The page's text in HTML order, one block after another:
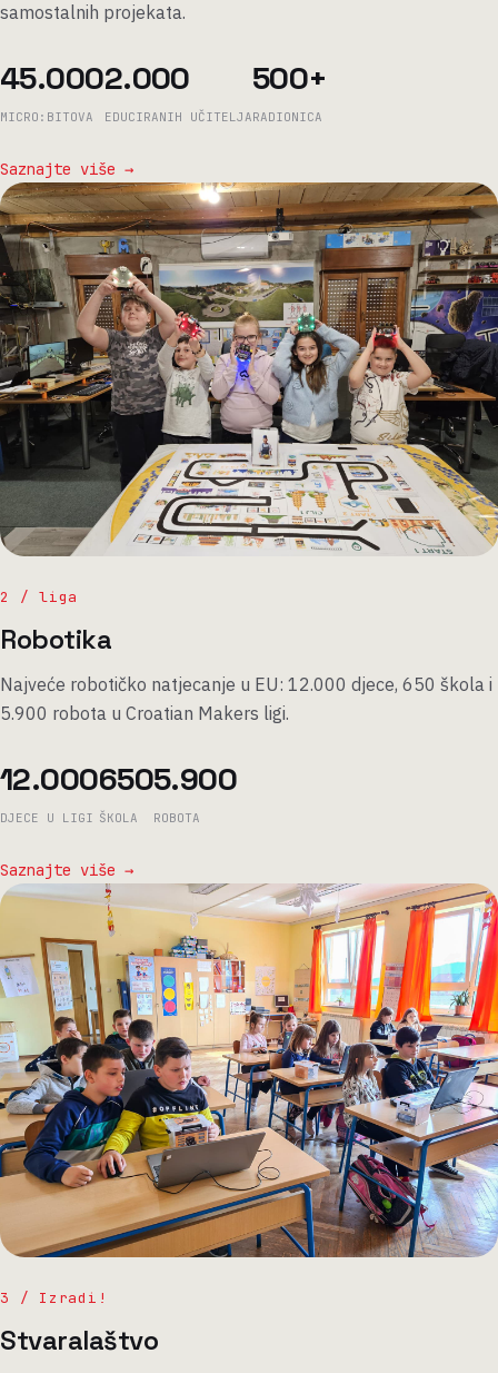
samostalnih projekata.
45.000
MICRO:BITOVA
2.000
EDUCIRANIH UČITELJA
500+
RADIONICA
Saznajte više →
2 / liga
Robotika
Najveće robotičko natjecanje u EU: 12.000 djece, 650 škola i
5.900 robota u Croatian Makers ligi.
12.000
DJECE U LIGI
650
ŠKOLA
5.900
ROBOTA
Saznajte više →
3 / Izradi!
Stvaralaštvo